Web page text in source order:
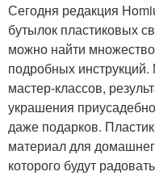
Сегодня редакция
бутылок пластиковых
можно найти
подробных
мастер-классов,
украшения
даже подарков.
материал для
которого будут